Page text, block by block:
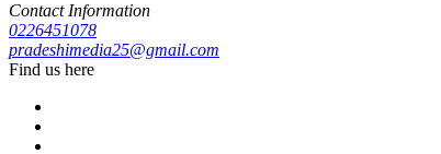
Contact Information
0226451078
pradeshimedia25@gmail.com
Find us here